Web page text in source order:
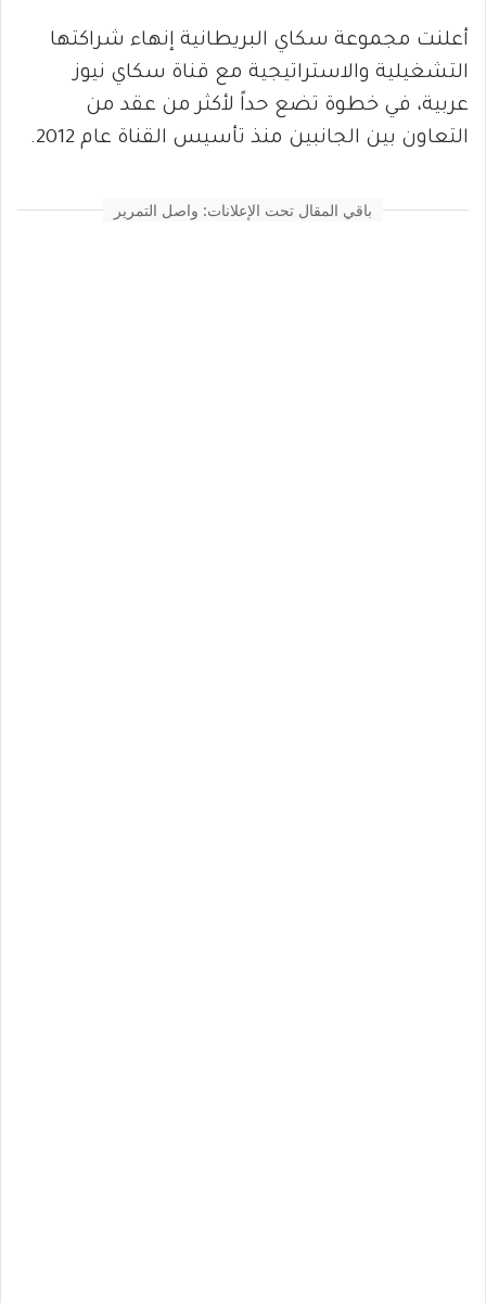
أعلنت مجموعة سكاي البريطانية إنهاء شراكتها
التشغيلية والاستراتيجية مع قناة سكاي نيوز
عربية، في خطوة تضع حداً لأكثر من عقد من
التعاون بين الجانبين منذ تأسيس القناة عام 2012.
باقي المقال تحت الإعلانات: واصل التمرير